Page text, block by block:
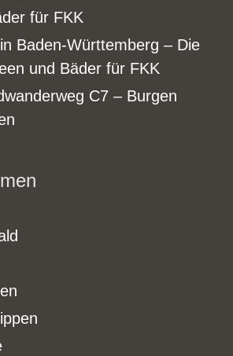
für FKK
Baden-Württemberg – Die
und Bäder für FKK
C7 – Burgen